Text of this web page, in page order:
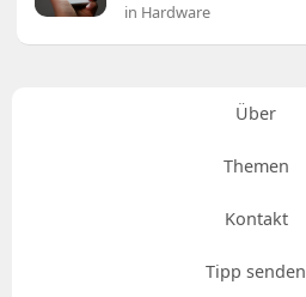
in Hardware
Über
Themen
Kontakt
Tipp senden